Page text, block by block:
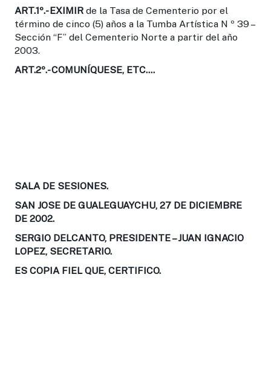
ART.1º.-EXIMIR de la Tasa de Cementerio por el
término de cinco (5) años a la Tumba Artística N º 39 –
Sección “F” del Cementerio Norte a partir del año
2003.
ART.2º.-COMUNÍQUESE, ETC....
SALA DE SESIONES.
SAN JOSE DE GUALEGUAYCHU, 27 DE DICIEMBRE
DE 2002.
SERGIO DELCANTO, PRESIDENTE – JUAN IGNACIO
LOPEZ, SECRETARIO.
ES COPIA FIEL QUE, CERTIFICO.